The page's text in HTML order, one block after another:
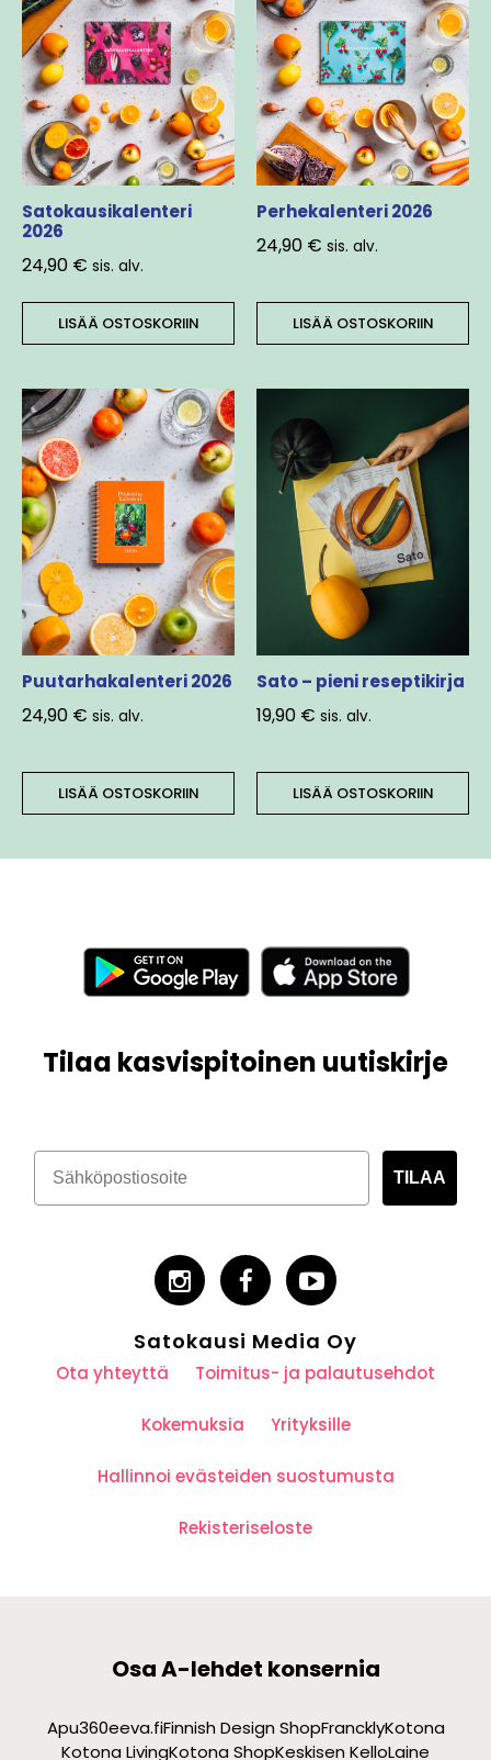
Satokausikalenteri
2026
24,90 € sis. alv.
LISÄÄ OSTOSKORIIN
Perhekalenteri 2026
24,90 € sis. alv.
LISÄÄ OSTOSKORIIN
Puutarhakalenteri 2026
24,90 € sis. alv.
LISÄÄ OSTOSKORIIN
Sato – pieni reseptikirja
19,90 € sis. alv.
LISÄÄ OSTOSKORIIN
Tilaa kasvispitoinen uutiskirje
TILAA
Satokausi Media Oy
Ota yhteyttä Toimitus- ja palautusehdot
Kokemuksia Yrityksille
Hallinnoi evästeiden suostumusta
Rekisteriseloste
Osa A-lehdet konsernia
Apu360eeva.fiFinnish Design ShopFrancklyKotona
Kotona LivingKotona ShopKeskisen KelloLaine